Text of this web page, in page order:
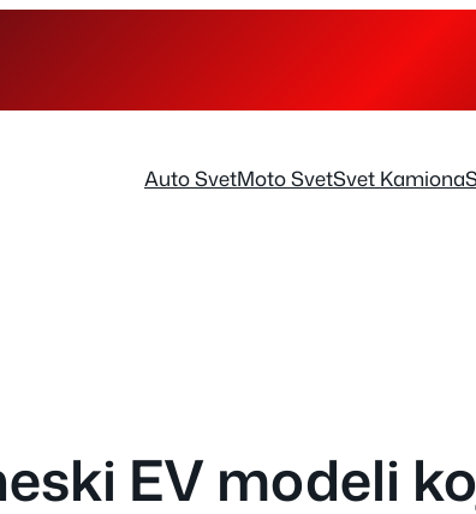
Auto SvetMoto SvetSvet Kamiona
EV modeli